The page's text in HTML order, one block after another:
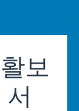
보